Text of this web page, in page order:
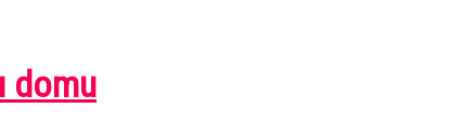
domu